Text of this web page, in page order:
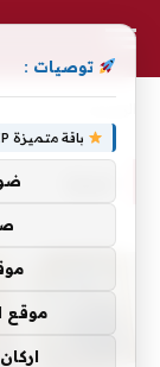
توصيات :
باقة متميزة VIP (كود: AA35872):
موقع